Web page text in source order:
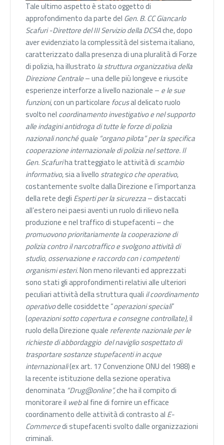
Tale ultimo aspetto è stato oggetto di
approfondimento da parte del Gen. B. CC Giancarlo
Scafuri -Direttore del III Servizio della DCSAche, dopo
aver evidenziato la complessità del sistema italiano,
caratterizzato dalla presenza di una pluralità di Forze
di polizia, ha illustrato la struttura organizzativa della
Direzione Centrale– una delle più longeve e riuscite
esperienze interforze a livello nazionale – e le sue
funzioni, con un particolare focusal delicato ruolo
svolto nel coordinamento investigativo e nel supporto
alle indagini antidroga di tutte le forze di polizia
nazionali nonché quale “organo pilota” per la specifica
cooperazione internazionale di polizia nel settore. Il
Gen. Scafuriha tratteggiato le attività di scambio
informativo, sia a livello strategico che operativo,
costantemente svolte dalla Direzione e l’importanza
della rete degli Esperti per la sicurezza– distaccati
all’estero nei paesi aventi un ruolo di rilievo nella
produzione e nel traffico di stupefacenti – che
promuovono prioritariamente la cooperazione di
polizia contro il narcotraffico e svolgono attività di
studio, osservazione e raccordo con i competenti
organismi esteri.Non meno rilevanti ed apprezzati
sono stati gli approfondimenti relativi alle ulteriori
peculiari attività della struttura quali il coordinamento
operativodelle cosiddette “operazioni speciali”
(operazioni sotto copertura e consegne controllate),il
ruolo della Direzione quale referente nazionale per le
richieste di abbordaggio del naviglio sospettato di
trasportare sostanze stupefacenti in acque
internazionali(ex art. 17 Convenzione ONU del 1988) e
la recente istituzione della sezione operativa
denominata “Drug@online”,che ha il compito di
monitorare il webal fine di fornire un efficace
coordinamento delle attività di contrasto al E-
Commercedi stupefacenti svolto dalle organizzazioni
criminali.